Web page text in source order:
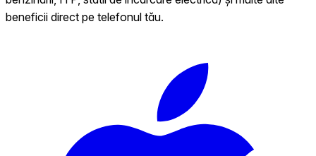
beneficii direct pe telefonul tău.